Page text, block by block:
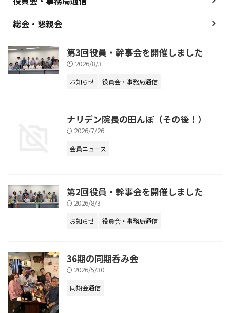
総会・懇親会
第3回役員・幹事会を開催しました
2026/8/3
お知らせ 役員会・事務局通信
ナリデン院長の田んぼ（その後！）
2026/7/26
会員ニュース
第2回役員・幹事会を開催しました
2026/8/3
お知らせ 役員会・事務局通信
36期の同期呑み会
2026/5/30
同期会通信